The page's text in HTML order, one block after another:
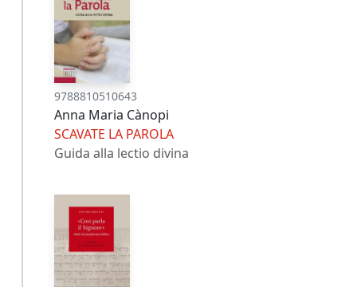
9788810510643
Anna Maria Cànopi
SCAVATE LA PAROLA
Guida alla lectio divina